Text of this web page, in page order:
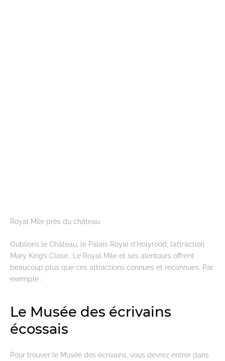
Royal Mile près du château
Oublions le Château, le Palais Royal d’Holyrood, l’attraction
Mary King’s Close… Le Royal Mile et ses alentours offrent
beaucoup plus que ces attractions connues et reconnues. Par
exemple :
Le Musée des écrivains
écossais
Pour trouver le Musée des écrivains, vous devrez entrer dans